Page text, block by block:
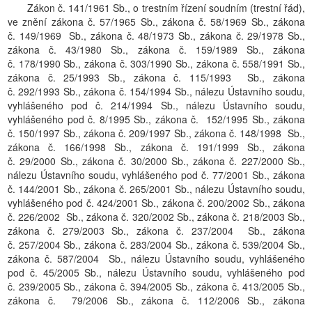
Zákon č. 141/1961 Sb., o trestním řízení soudním (trestní řád),
ve znění zákona č. 57/1965 Sb., zákona č. 58/1969 Sb., zákona
č. 149/1969 Sb., zákona č. 48/1973 Sb., zákona č. 29/1978 Sb.,
zákona č. 43/1980 Sb., zákona č. 159/1989 Sb., zákona
č. 178/1990 Sb., zákona č. 303/1990 Sb., zákona č. 558/1991 Sb.,
zákona č. 25/1993 Sb., zákona č. 115/1993 Sb., zákona
č. 292/1993 Sb., zákona č. 154/1994 Sb., nálezu Ústavního soudu,
vyhlášeného pod č. 214/1994 Sb., nálezu Ústavního soudu,
vyhlášeného pod č. 8/1995 Sb., zákona č. 152/1995 Sb., zákona
č. 150/1997 Sb., zákona č. 209/1997 Sb., zákona č. 148/1998 Sb.,
zákona č. 166/1998 Sb., zákona č. 191/1999 Sb., zákona
č. 29/2000 Sb., zákona č. 30/2000 Sb., zákona č. 227/2000 Sb.,
nálezu Ústavního soudu, vyhlášeného pod č. 77/2001 Sb., zákona
č. 144/2001 Sb., zákona č. 265/2001 Sb., nálezu Ústavního soudu,
vyhlášeného pod č. 424/2001 Sb., zákona č. 200/2002 Sb., zákona
č. 226/2002 Sb., zákona č. 320/2002 Sb., zákona č. 218/2003 Sb.,
zákona č. 279/2003 Sb., zákona č. 237/2004 Sb., zákona
č. 257/2004 Sb., zákona č. 283/2004 Sb., zákona č. 539/2004 Sb.,
zákona č. 587/2004 Sb., nálezu Ústavního soudu, vyhlášeného
pod č. 45/2005 Sb., nálezu Ústavního soudu, vyhlášeného pod
č. 239/2005 Sb., zákona č. 394/2005 Sb., zákona č. 413/2005 Sb.,
zákona č. 79/2006 Sb., zákona č. 112/2006 Sb., zákona